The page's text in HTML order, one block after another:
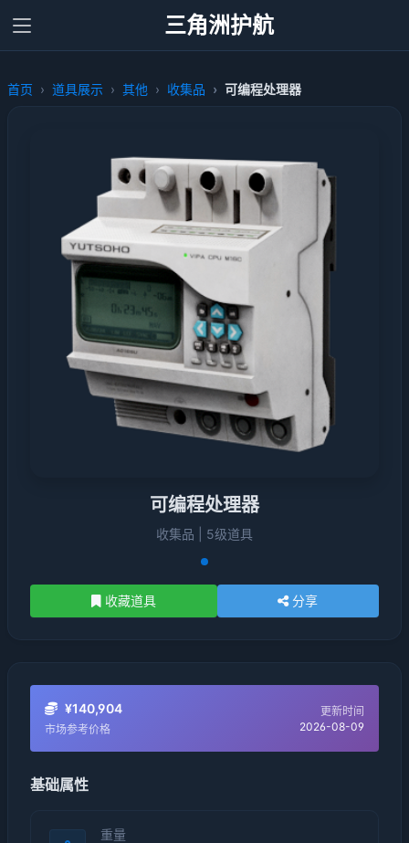
三角洲护航
首页 道具展示 其他 收集品 可编程处理器
可编程处理器
收集品 | 5级道具
收藏道具 分享
¥140,904
市场参考价格
更新时间
2026-08-09
基础属性
重量